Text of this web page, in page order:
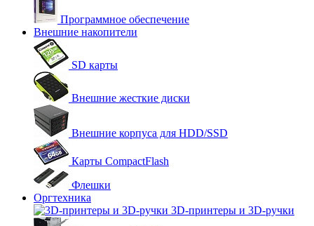
Программное обеспечение
Внешние накопители
SD карты
Внешние жесткие диски
Внешние корпуса для HDD/SSD
Карты CompactFlash
Флешки
Оргтехника
3D-принтеры и 3D-ручки